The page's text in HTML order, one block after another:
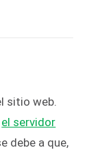
sitio web.
el servidor
debe a que,